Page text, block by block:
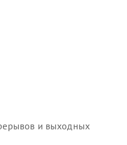
и выходных